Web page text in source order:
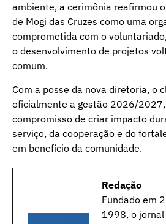
ambiente, a cerimônia reafirmou
de Mogi das Cruzes como uma
comprometida com o
o desenvolvimento de projetos
comum.
Com a posse da nova diretoria, o
oficialmente a gestão 2026/
compromisso de criar impacto
serviço, da cooperação e do
em benefício da comunidade.
Redação
Fundado em
1998, o jornal